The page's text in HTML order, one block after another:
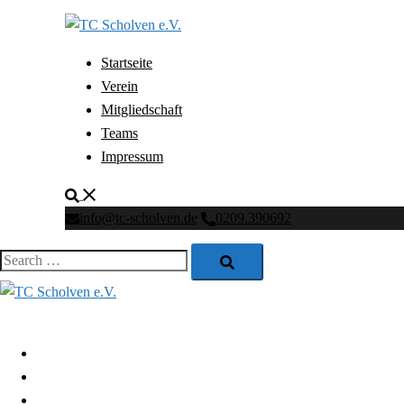
Startseite
Verein
Mitgliedschaft
Teams
Impressum
Search
info@tc-scholven.de
0209.390692
Search…